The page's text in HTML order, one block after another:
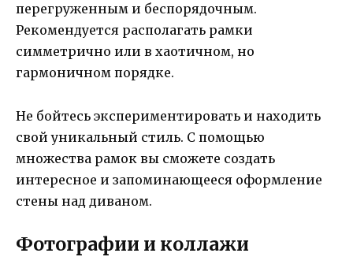
перегруженным и беспорядочным.
Рекомендуется располагать рамки
симметрично или в хаотичном, но
гармоничном порядке.
Не бойтесь экспериментировать и находить
свой уникальный стиль. С помощью
множества рамок вы сможете создать
интересное и запоминающееся оформление
стены над диваном.
Фотографии и коллажи